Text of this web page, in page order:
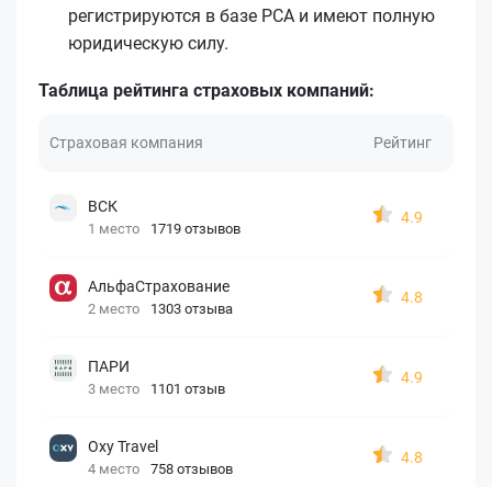
регистрируются в базе РСА и имеют полную
юридическую силу.
Таблица рейтинга страховых компаний:
Страховая компания Рейтинг
ВСК
1 место 1719 отзывов
4.9
АльфаСтрахование
2 место 1303 отзыва
4.8
ПАРИ
3 место 1101 отзыв
4.9
Oxy Travel
4 место 758 отзывов
4.8